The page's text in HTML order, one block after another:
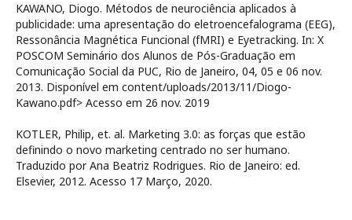
KAWANO, Diogo. Métodos de neurociência aplicados à
publicidade: uma apresentação do eletroencefalograma (EEG),
Ressonância Magnética Funcional (fMRI) e Eyetracking. In: X
POSCOM Seminário dos Alunos de Pós-Graduação em
Comunicação Social da PUC, Rio de Janeiro, 04, 05 e 06 nov.
2013. Disponível em content/uploads/2013/11/Diogo-
Kawano.pdf> Acesso em 26 nov. 2019
KOTLER, Philip, et. al. Marketing 3.0: as forças que estão
definindo o novo marketing centrado no ser humano.
Traduzido por Ana Beatriz Rodrigues. Rio de Janeiro: ed.
Elsevier, 2012. Acesso 17 Março, 2020.